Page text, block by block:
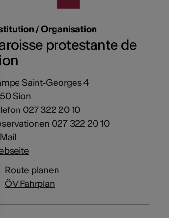
/ Organisation
protestante de
Saint-Georges 4
Sion
027 322 20 10
027 322 20 10
Mail
Route planen
ÖV Fahrplan